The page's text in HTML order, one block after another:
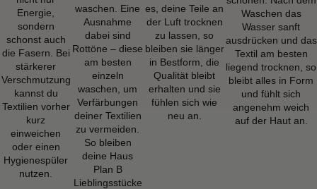
Energie,
sondern
schonst auch
die Fasern. Bei
stärkerer
Verschmutzung
kannst du
Textilien vorher
kurz
einweichen
oder einen
Hygienespüler
nutzen.
waschen. Eine
Ausnahme
dabei sind
Rottöne – diese
am besten
einzeln
waschen, um
Verfärbungen
deiner Textilien
zu vermeiden.
So bleiben
deine Haus
Plan B
Lieblingsstücke
es, deine Teile an
der Luft trocknen
zu lassen, so
bleiben sie länger
in Bestform, die
Qualität bleibt
erhalten und sie
fühlen sich wie
neu an.
Waschen das
Wasser sanft
ausdrücken und das
Textil am besten
liegend trocknen, so
bleibt alles in Form
und fühlt sich
angenehm weich
auf der Haut an.